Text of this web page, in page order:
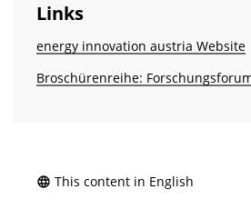
o
n
s
z
u
Links
energy innovation austria Website
Broschürenreihe:
This content in English